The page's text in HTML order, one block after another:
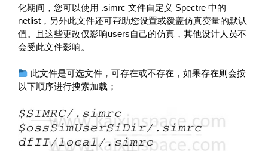
化期间，您可以使用 .simrc 文件自定义 Spectre 中的
netlist，另外此文件还可帮助您设置或覆盖仿真变量的默认
值。且这些更改仅影响users自己的仿真，其他设计人员不
会受此文件影响。
此文件是可选文件，可存在或不存在，如果存在则会按
以下顺序进行搜索加载；